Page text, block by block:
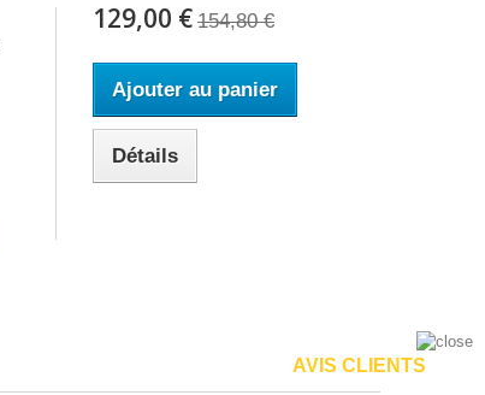
129,00 € 154,80 €
Ajouter au panier
Détails
AVIS CLIENTS